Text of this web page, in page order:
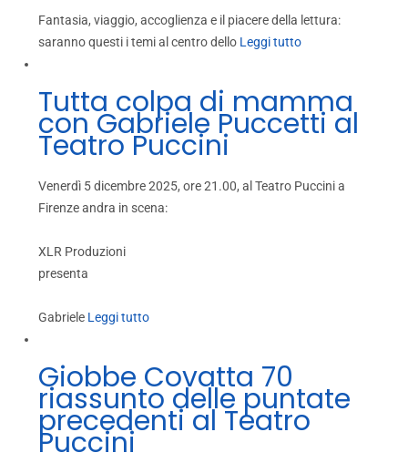
Fantasia, viaggio, accoglienza e il piacere della lettura:
saranno questi i temi al centro dello Leggi tutto
Tutta colpa di mamma
con Gabriele Puccetti al
Teatro Puccini
Venerdì 5 dicembre 2025, ore 21.00, al Teatro Puccini a
Firenze andra in scena:
XLR Produzioni
presenta
Gabriele Leggi tutto
Giobbe Covatta 70
riassunto delle puntate
precedenti al Teatro
Puccini